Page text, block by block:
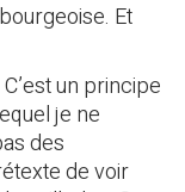
Et
un principe
je ne
des
de voir